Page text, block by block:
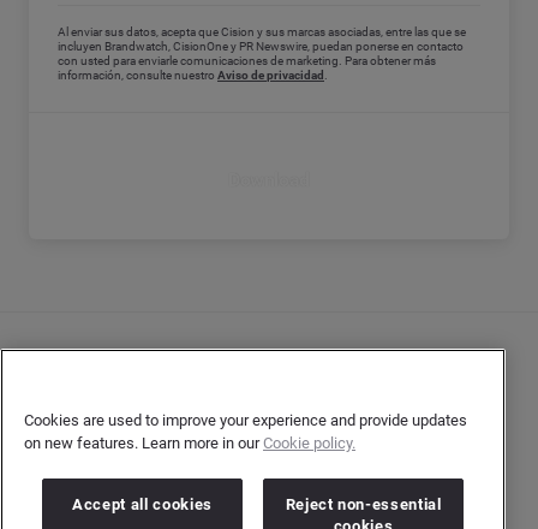
Al enviar sus datos, acepta que Cision y sus marcas asociadas, entre las que se
incluyen Brandwatch, CisionOne y PR Newswire, puedan ponerse en contacto
con usted para enviarle comunicaciones de marketing. Para obtener más
información, consulte nuestro Aviso de privacidad
Declaración de privacidad del cliente
Declaración de privacidad para los autores
Cookies are used to improve your experience and provide updates
on new features. Learn more in ourCookie policy.
Accept all cookies
Reject non-essential